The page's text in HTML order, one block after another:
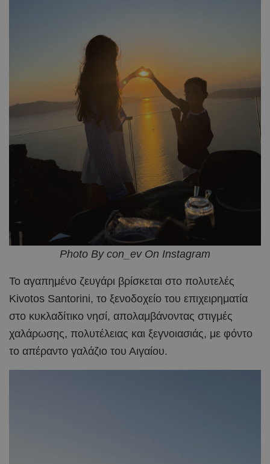
Photo By con_ev On Instagram
Το αγαπημένο ζευγάρι βρίσκεται στο πολυτελές
Kivotos Santorini, το ξενοδοχείο του επιχειρηματία
στο κυκλαδίτικο νησί, απολαμβάνοντας στιγμές
χαλάρωσης, πολυτέλειας και ξεγνοιασιάς, με φόντο
το απέραντο γαλάζιο του Αιγαίου.